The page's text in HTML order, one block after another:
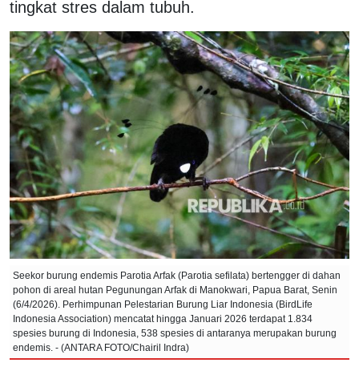
tingkat stres dalam tubuh.
Seekor burung endemis Parotia Arfak (Parotia sefilata) bertengger di dahan
pohon di areal hutan Pegunungan Arfak di Manokwari, Papua Barat, Senin
(6/4/2026). Perhimpunan Pelestarian Burung Liar Indonesia (BirdLife
Indonesia Association) mencatat hingga Januari 2026 terdapat 1.834
spesies burung di Indonesia, 538 spesies di antaranya merupakan burung
endemis. - (ANTARA FOTO/Chairil Indra)